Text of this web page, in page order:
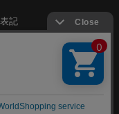
記
All Rights Reserved.